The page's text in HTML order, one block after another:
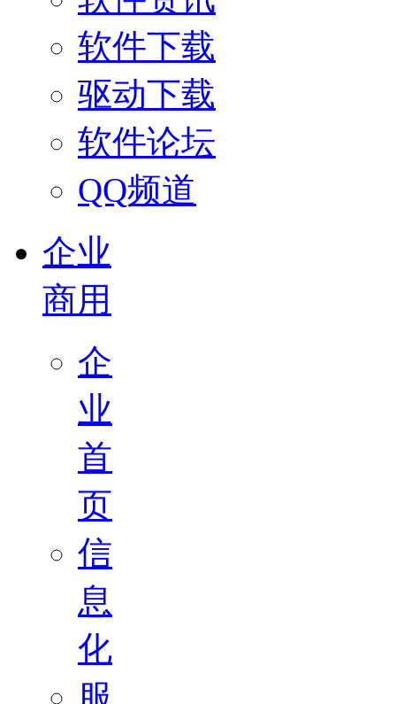
软件下载
驱动下载
软件论坛
QQ频道
企业
商用
企
业
首
页
信
息
化